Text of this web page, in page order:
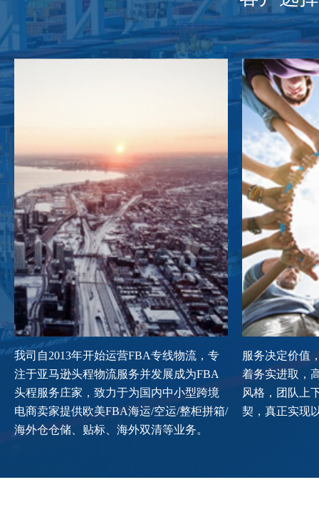
我司自2013年开始运营FBA专线物流，专
注于亚马逊头程物流服务并发展成为FBA
头程服务庄家，致力于为国内中小型跨境
电商卖家提供欧美FBA海运/空运/整柜拼箱/
海外仓仓储、贴标、海外双清等业务。
服务决定价值
着务实进取，
风格，团队上
契，真正实现